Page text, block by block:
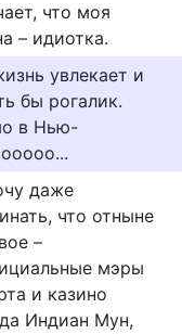
что моя
– идиотка.
увлекает и
бы рогалик.
в Нью-
даже
что отныне
–
мэры
и казино
Индиан Мун,